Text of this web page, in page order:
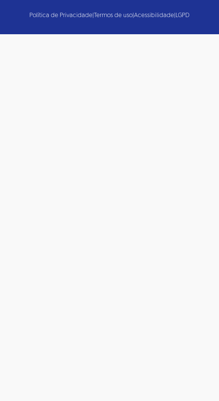
Política de Privacidade|Termos de uso|Acessibilidade|LGPD